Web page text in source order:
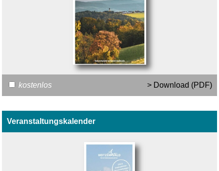
kostenlos > Download (PDF)
Veranstaltungskalender